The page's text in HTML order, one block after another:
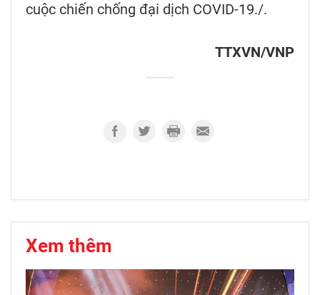
cuộc chiến chống đại dịch COVID-19./.
TTXVN/VNP
Xem thêm